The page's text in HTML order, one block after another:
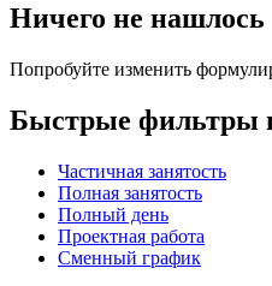
Ничего не нашлось
Попробуйте изменить
Быстрые фильтры
Частичная занятость
Полная занятость
Полный день
Проектная работа
Сменный график